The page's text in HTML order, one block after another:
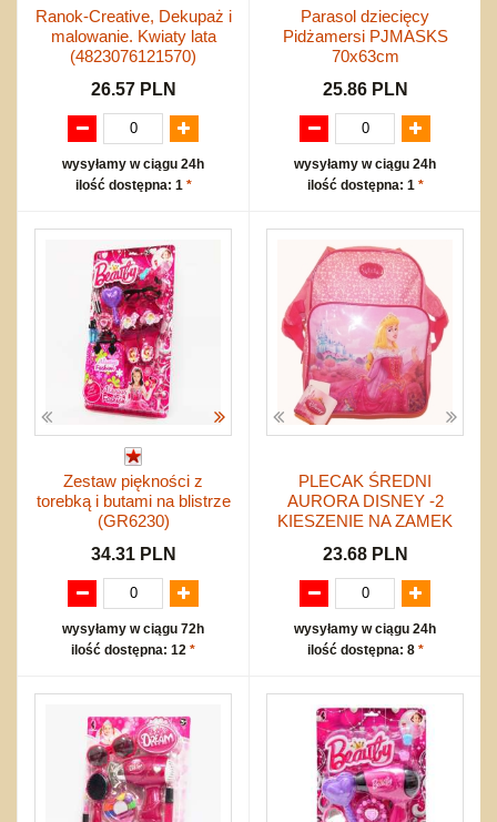
Ranok-Creative, Dekupaż i
malowanie. Kwiaty lata
(4823076121570)
26.57 PLN
wysyłamy w ciągu 24h
ilość dostępna: 1 *
Parasol dziecięcy
Pidżamersi PJMASKS
70x63cm
25.86 PLN
wysyłamy w ciągu 24h
ilość dostępna: 1 *
Zestaw piękności z
torebką i butami na blistrze
(GR6230)
34.31 PLN
wysyłamy w ciągu 72h
ilość dostępna: 12 *
PLECAK ŚREDNI
AURORA DISNEY -2
KIESZENIE NA ZAMEK
23.68 PLN
wysyłamy w ciągu 24h
ilość dostępna: 8 *